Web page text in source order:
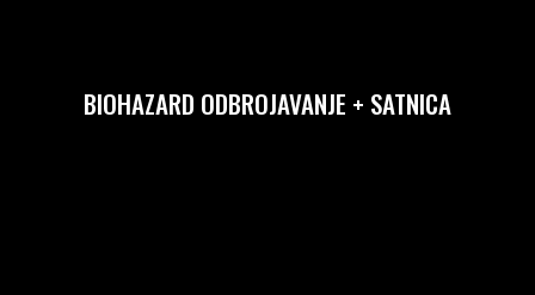
BIOHAZARD ODBROJAVANJE + SATNICA